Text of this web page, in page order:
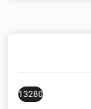
14490